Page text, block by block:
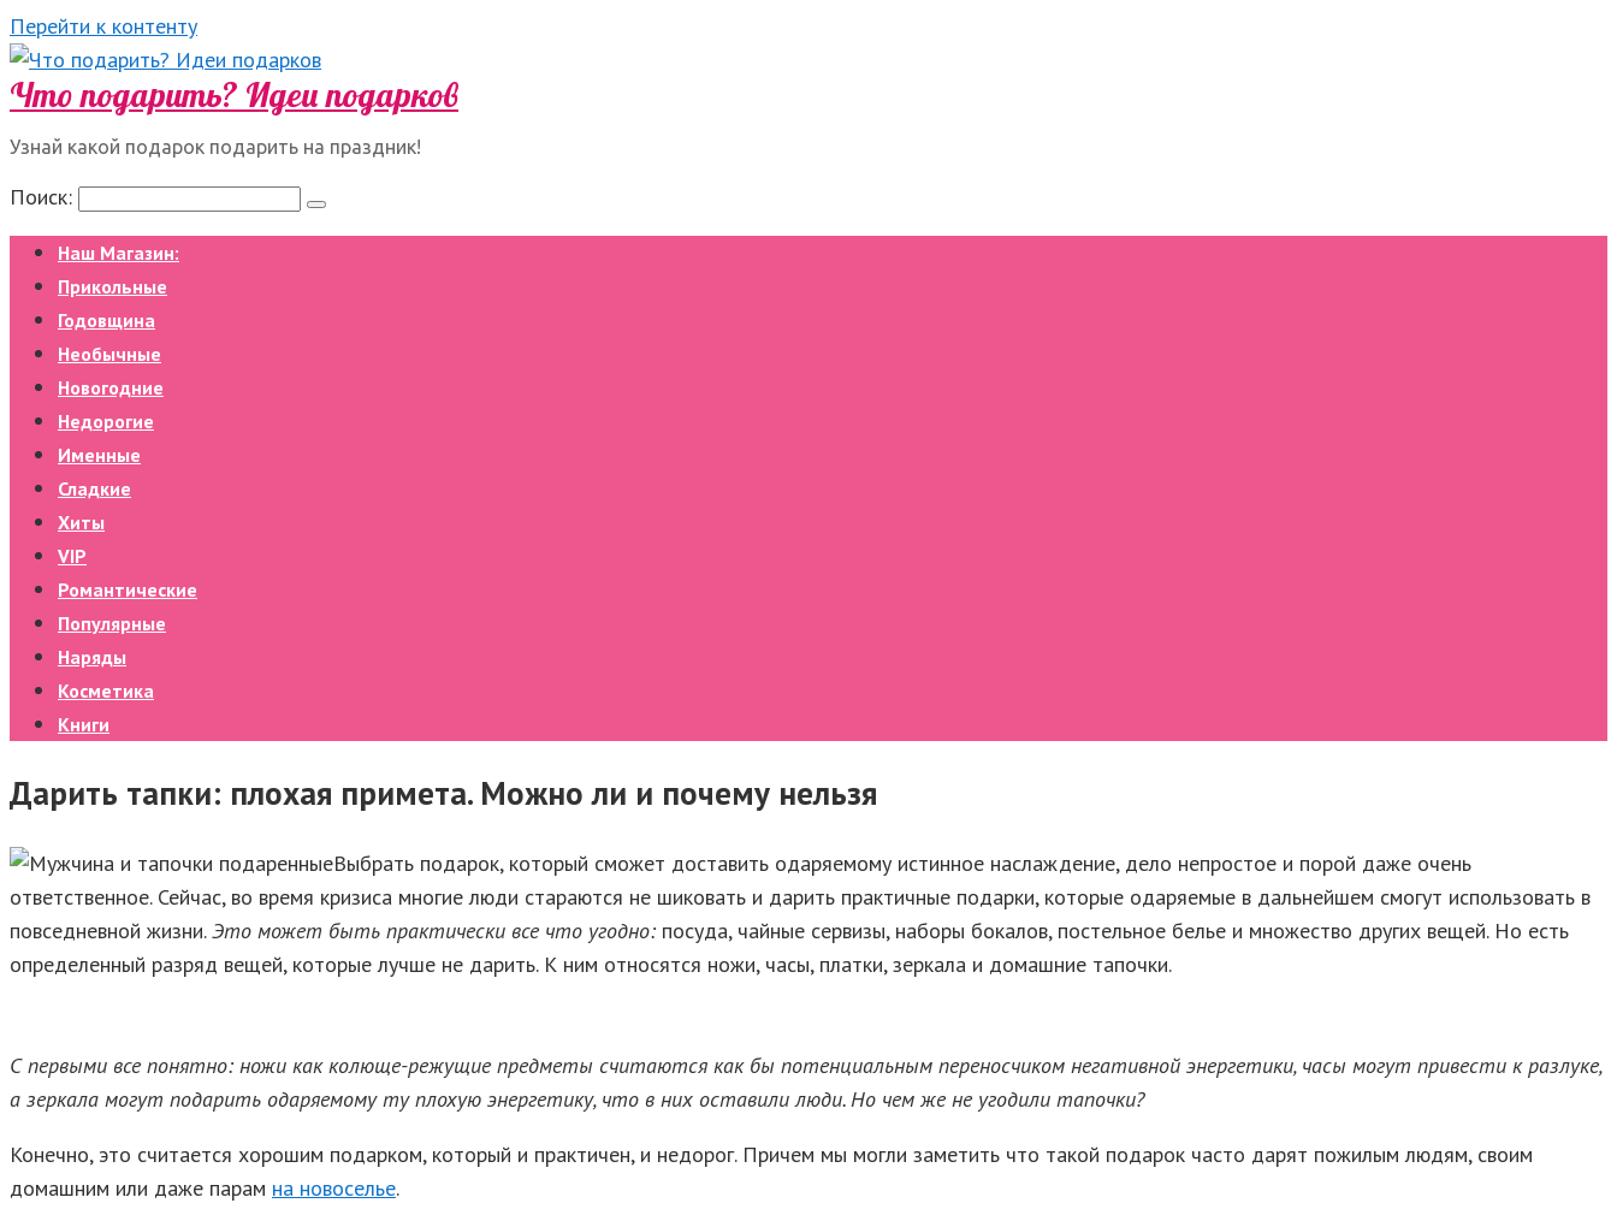
Перейти к контенту
Что подарить? Идеи подарков
Узнай какой подарок подарить на праздник!
Поиск:
Наш Магазин:
Прикольные
Годовщина
Необычные
Новогодние
Недорогие
Именные
Сладкие
Хиты
VIP
Романтические
Популярные
Наряды
Косметика
Книги
Дарить тапки: плохая примета. Можно ли и почему нельзя
Выбрать подарок, который сможет доставить одаряемому истинное наслаждение, дело непростое и порой даже очень
ответственное. Сейчас, во время кризиса многие люди стараются не шиковать и дарить практичные подарки, которые одаряемые в дальнейшем смогут использовать в
повседневной жизни.Это может быть практически все что угодно: посуда, чайные сервизы, наборы бокалов, постельное белье и множество других вещей. Но есть
определенный разряд вещей, которые лучше не дарить. К ним относятся ножи, часы, платки, зеркала и домашние тапочки.
С первыми все понятно: ножи как колюще-режущие предметы считаются как бы потенциальным переносчиком негативной энергетики, часы могут привести к разлуке,
а зеркала могут подарить одаряемому ту плохую энергетику, что в них оставили люди. Но чем же не угодили тапочки?
Конечно, это считается хорошим подарком, который и практичен, и недорог. Причем мы могли заметить что такой подарок часто дарят пожилым людям, своим
домашним или даже парам на новоселье.